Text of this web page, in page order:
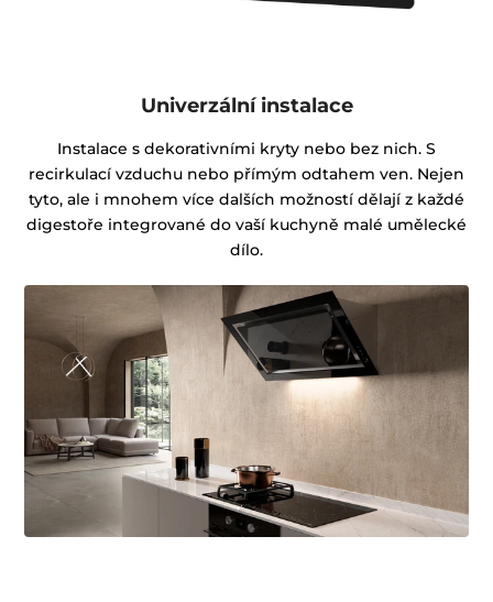
Univerzální instalace
Instalace s dekorativními kryty nebo bez nich. S
recirkulací vzduchu nebo přímým odtahem ven. Nejen
tyto, ale i mnohem více dalších možností dělají z každé
digestoře integrované do vaší kuchyně malé umělecké
dílo.